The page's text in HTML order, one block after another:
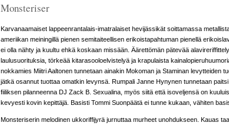
Monsteriser
Karvanaamaiset lappeenrantalais-imatralaiset hevijässikät soittamassa
ameriikan meiningillä pienen semitaiteellisen erikoistapahtuman pienellä
ei olla nähty ja kuultu ehkä koskaan missään. Äärettömän pätevää
laulusuorituksia, törkeää kitarasooloelvistelyä ja krapulaista
nokkamies Miitri Aaltonen tunnetaan ainakin Mokoman ja Staminan levytteiden
jätkä osannut tuottaa omatkin levynsä. Rumpali Janne Hynynen tunnetaan
fiiliksen pilanneenna DJ Zack B. Sexualina, myös siitä että isoveljensä on
kevyesti kovin kepittäjä. Basisti Tommi Suonpäätä ei tunne kukaan, vähiten
Monsteriserin melodinen ukkoriffijyrä jurnuttaa murheet unohdukseen. Kauas